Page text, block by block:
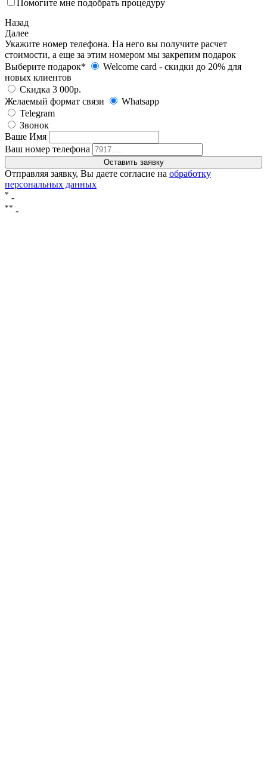
Помогите мне подобрать процедуру
Назад
Далее
Укажите номер телефона. На него вы получите расчет
стоимости, а еще за этим номером мы закрепим подарок
Выберите подарок*
Welcome card - cкидки до 20% для
новых клиентов
Скидка 3 000р.
Желаемый формат связи
Whatsapp
Telegram
Звонок
Ваше Имя
Ваш номер телефона
Отправляя заявку, Вы даете согласие на обработку
персональных данных
* -
** -